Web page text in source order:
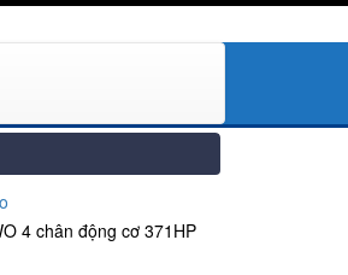
4 chân động cơ 371HP